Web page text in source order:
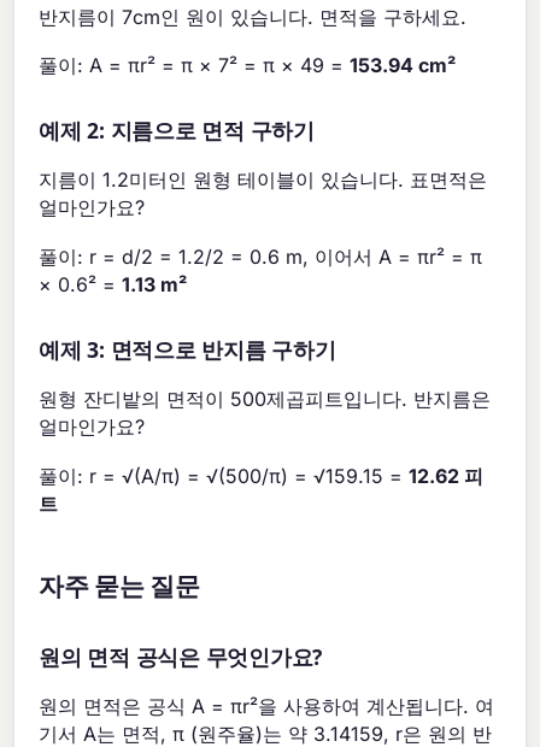
반지름이 7cm인 원이 있습니다. 면적을 구하세요.
풀이: A = πr² = π × 7² = π × 49 =153.94 cm²
예제 2: 지름으로 면적 구하기
지름이 1.2미터인 원형 테이블이 있습니다. 표면적은
얼마인가요?
풀이: r = d/2 = 1.2/2 = 0.6 m, 이어서 A = πr² = π
× 0.6² =1.13 m²
예제 3: 면적으로 반지름 구하기
원형 잔디밭의 면적이 500제곱피트입니다. 반지름은
얼마인가요?
풀이: r = √(A/π) = √(500/π) = √159.15 =12.62 피
트
자주 묻는 질문
원의 면적 공식은 무엇인가요?
원의 면적은 공식 A = πr²을 사용하여 계산됩니다. 여
기서 A는 면적, π (원주율)는 약 3.14159, r은 원의 반